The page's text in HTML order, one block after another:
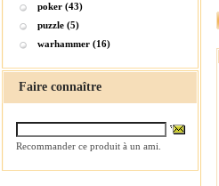
poker (43)
puzzle (5)
warhammer (16)
Faire connaître
Recommander ce produit à un ami.